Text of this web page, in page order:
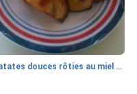
patates douces rôties au miel / kumara